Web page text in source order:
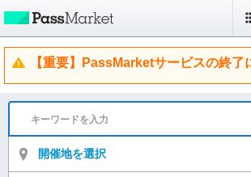
【重要】PassMarketサービスの終了
開催地を選択